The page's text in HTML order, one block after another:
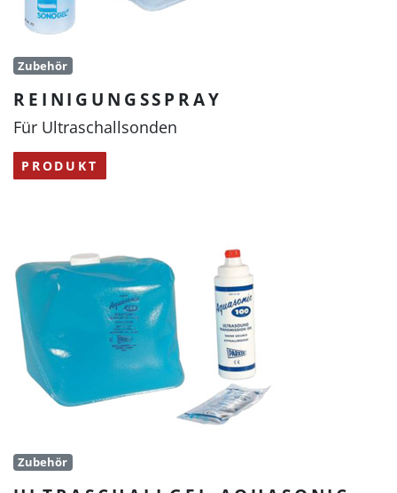
Zubehör
REINIGUNGSSPRAY
Für Ultraschallsonden
PRODUKT
Zubehör